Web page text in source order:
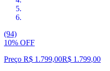
(94)
10% OFF
Preço R$ 1.799,00R$ 1.799,00